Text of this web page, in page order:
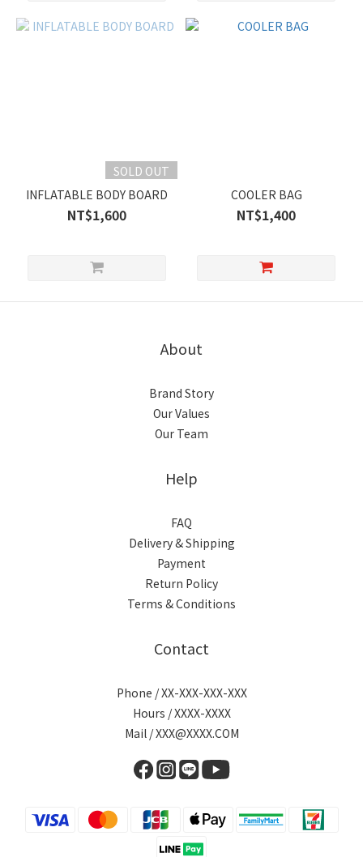
SOLD OUT
INFLATABLE BODY BOARD
NT$1,600
COOLER BAG
NT$1,400
About
Brand Story
Our Values
Our Team
Help
FAQ
Delivery & Shipping
Payment
Return Policy
Terms & Conditions
Contact
Phone / XX-XXX-XXX-XXX
Hours / XXXX-XXXX
Mail / XXX@XXXX.COM